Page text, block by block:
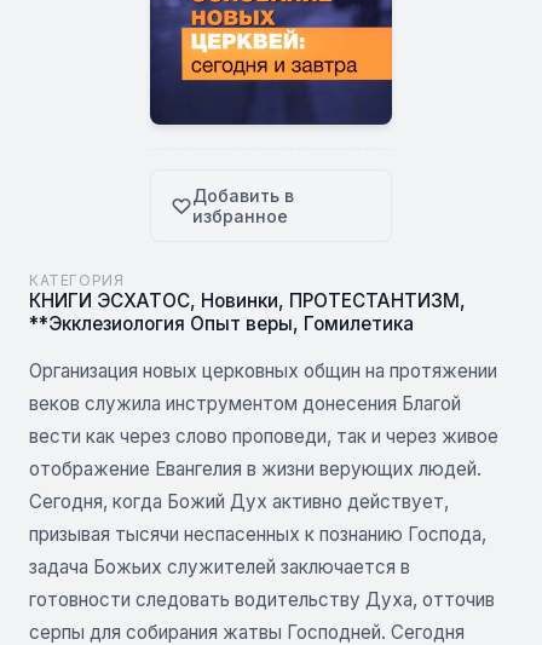
Добавить в
избранное
КАТЕГОРИЯ
КНИГИ ЭСХАТОС, Новинки, ПРОТЕСТАНТИЗМ,
**Экклезиология Опыт веры, Гомилетика
Организация новых церковных общин на протяжении
веков служила инструментом донесения Благой
вести как через слово проповеди, так и через живое
отображение Евангелия в жизни верующих людей.
Сегодня, когда Божий Дух активно действует,
призывая тысячи неспасенных к познанию Господа,
задача Божьих служителей заключается в
готовности следовать водительству Духа, отточив
серпы для собирания жатвы Господней. Сегодня